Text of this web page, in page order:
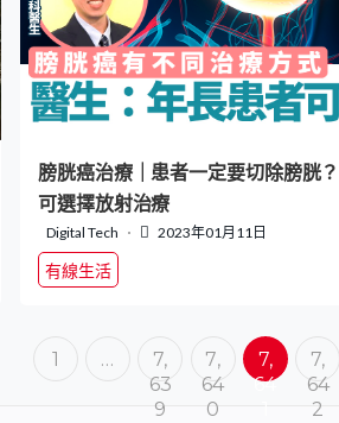
膀胱癌治療｜患者一定要切除膀胱
可選擇放射治療
Digital Tech 2023年01月11日
有線生活
1 …
7,
63
9
7,
64
0
7,
64
7,
64
2